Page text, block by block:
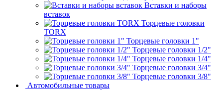
Вставки и наборы
вставок
Торцевые головки
TORX
Торцевые головки 1"
Торцевые головки 1/2"
Торцевые головки 1/4"
Торцевые головки 3/4"
Торцевые головки 3/8"
Автомобильные товары